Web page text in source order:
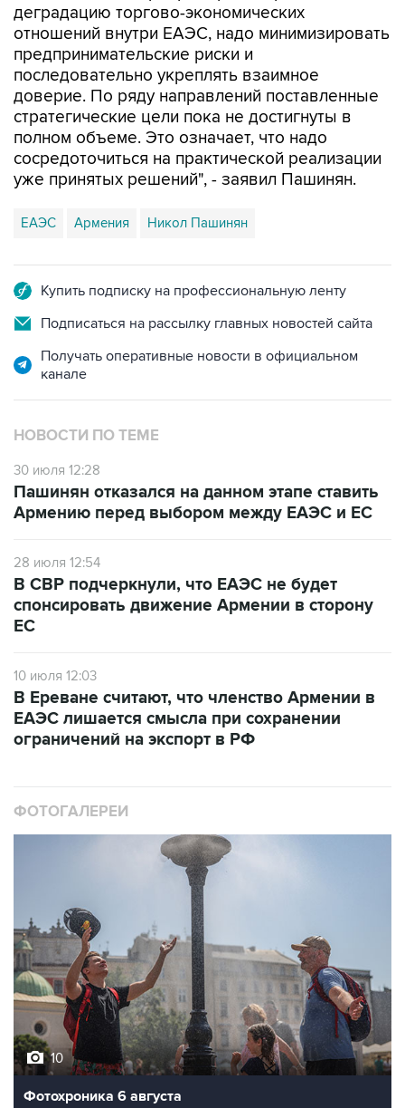
деградацию торгово-экономических
отношений внутри ЕАЭС, надо минимизировать
предпринимательские риски и
последовательно укреплять взаимное
доверие. По ряду направлений поставленные
стратегические цели пока не достигнуты в
полном объеме. Это означает, что надо
сосредоточиться на практической реализации
уже принятых решений", - заявил Пашинян.
ЕАЭС Армения Никол Пашинян
Купить подписку на профессиональную ленту
Подписаться на рассылку главных новостей сайта
Получать оперативные новости в официальном
канале
НОВОСТИ ПО ТЕМЕ
30 июля 12:28
Пашинян отказался на данном этапе ставить
Армению перед выбором между ЕАЭС и ЕС
28 июля 12:54
В СВР подчеркнули, что ЕАЭС не будет
спонсировать движение Армении в сторону
ЕС
10 июля 12:03
В Ереване считают, что членство Армении в
ЕАЭС лишается смысла при сохранении
ограничений на экспорт в РФ
ФОТОГАЛЕРЕИ
10
Фотохроника 6 августа